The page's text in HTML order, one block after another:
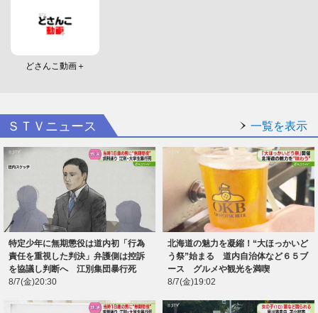
どさんこ動画＋
ＳＴＶニュース 一覧を表示
特定少年に無期懲役は道内初「行為
責任を重視した判決」弁護側は控訴
を協議し判断へ 江別集団暴行死
8/7(金)20:30
北海道の魅力を凝縮！“大ほっかいど
う祭”始まる 道内自治体など６５ブ
ース グルメや観光を満喫
8/7(金)19:02